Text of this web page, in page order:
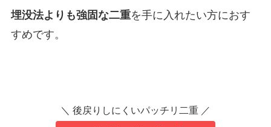
埋没法よりも強固な二重を手に入れたい方におす
すめです。
＼ 後戻りしにくいパッチリ二重 ／